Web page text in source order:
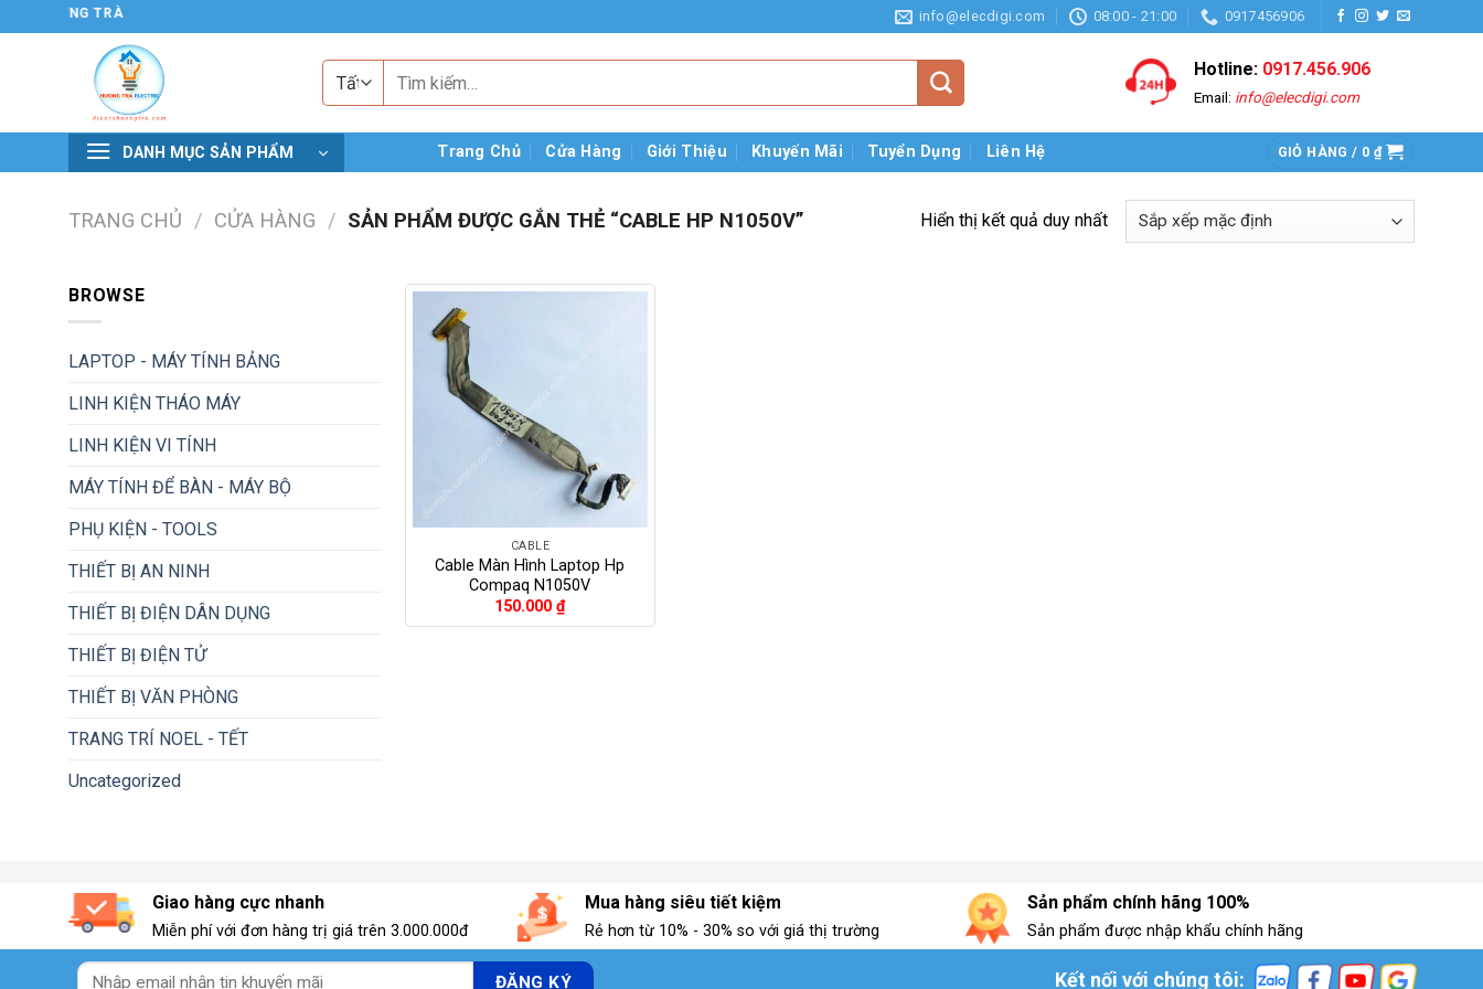
đến
HƯƠNG TRÀ info@elecdigi.com 08:00 - 21:00 0917456906
kiếm:
Hotline: 0917.456.906
Email: info@elecdigi.com
DANH MỤC SẢN PHẨM Trang Chủ Cửa Hàng Giới Thiệu Khuyến Mãi Tuyển Dụng Liên Hệ GIỎ HÀNG / 0 ₫
TRANG CHỦ / CỬA HÀNG / SẢN PHẨM ĐƯỢC GẮN THẺ “CABLE HP N1050V” Hiển thị kết quả duy nhất
BROWSE
LAPTOP - MÁY TÍNH BẢNG
LINH KIỆN THÁO MÁY
LINH KIỆN VI TÍNH
MÁY TÍNH ĐỂ BÀN - MÁY BỘ
PHỤ KIỆN - TOOLS
THIẾT BỊ AN NINH
THIẾT BỊ ĐIỆN DÂN DỤNG
THIẾT BỊ ĐIỆN TỬ
THIẾT BỊ VĂN PHÒNG
TRANG TRÍ NOEL - TẾT
Uncategorized
CABLE
Cable Màn Hình Laptop Hp
Compaq N1050V
150.000₫
Giao hàng cực nhanh
Miễn phí với đơn hàng trị giá trên 3.000.000đ
Mua hàng siêu tiết kiệm
Rẻ hơn từ 10% - 30% so với giá thị trường
Sản phẩm chính hãng 100%
Sản phẩm được nhập khẩu chính hãng
Kết nối với chúng tôi: